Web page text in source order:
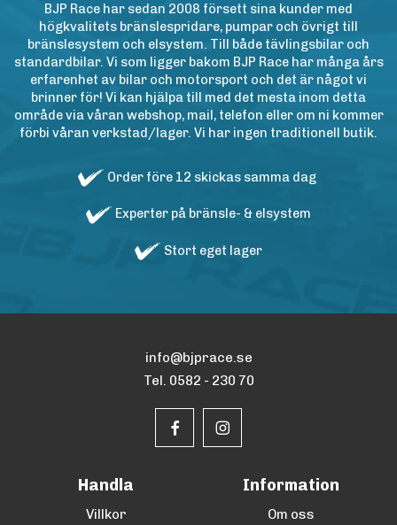
BJP Race har sedan 2008 försett sina kunder med
högkvalitets bränslespridare, pumpar och övrigt till
bränslesystem och elsystem. Till både tävlingsbilar och
standardbilar. Vi som ligger bakom BJP Race har många års
erfarenhet av bilar och motorsport och det är något vi
brinner för! Vi kan hjälpa till med det mesta inom detta
område via våran webshop, mail, telefon eller om ni kommer
förbi våran verkstad/lager. Vi har ingen traditionell butik.
Order före 12 skickas samma dag
Experter på bränsle- & elsystem
Stort eget lager
info@bjprace.se
Tel. 0582 - 230 70
Handla
Villkor
Information
Om oss